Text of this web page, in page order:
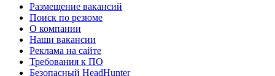
Размещение вакансий
Поиск по резюме
О компании
Наши вакансии
Реклама на сайте
Требования к ПО
Безопасный HeadHunter